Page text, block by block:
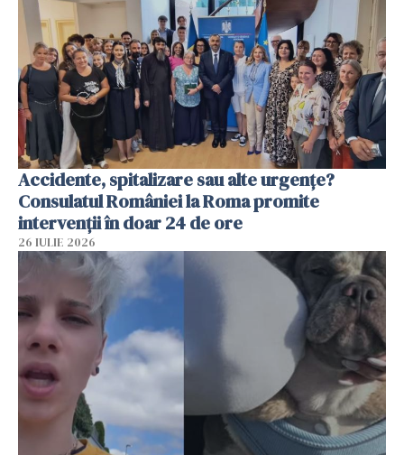
Accidente, spitalizare sau alte urgențe?
Consulatul României la Roma promite
intervenții în doar 24 de ore
26 IULIE 2026